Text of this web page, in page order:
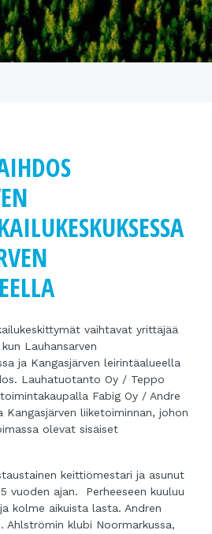
vaihtavat yrittäjää
Lauhansarven
ja Kangasjärven leirintäalueella
Lauhatuotanto Oy / Teppo
Fabig Oy / Andre
Kangasjärven liiketoiminnan, johon
olevat sisäiset
keittiömestari ja asunut
vuoden ajan. Perheeseen kuuluu
kolme aikuista lasta. Andren
klubi Noormarkussa,